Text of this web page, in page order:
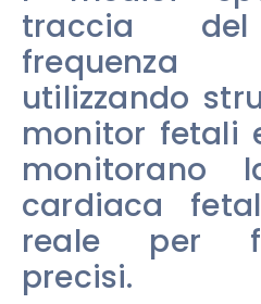
traccia del
utilizzando
monitor fetali
monitorano
cardiaca
reale per
precisi.